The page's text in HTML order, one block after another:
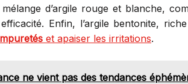
d’argile rouge et blanche,
Enfin, l’argile bentonite,
et apaiser les irritations.
ne vient pas des tendances